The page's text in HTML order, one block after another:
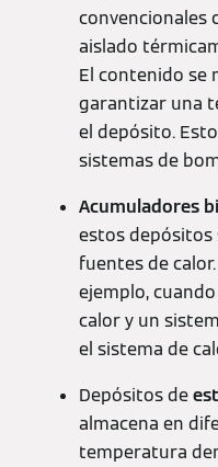
convencionales
aislado
El contenido se
garantizar una
el depósito.
sistemas de
Acumuladores
estos depósitos
fuentes de
ejemplo,
calor y un
el sistema de
Depósitos de
almacena en
temperatura